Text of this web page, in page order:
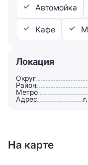
Автомойка
Кафе
Локация
Округ
Район
Метро
Адрес
На карте